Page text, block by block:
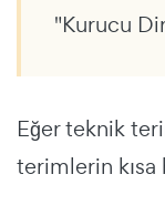
"Kurucu
Eğer teknik
terimlerin kısa